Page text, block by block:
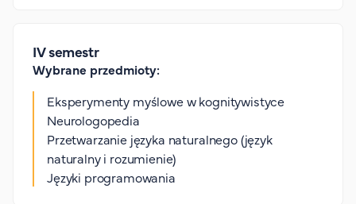
IV semestr
Wybrane przedmioty:
Eksperymenty myślowe w kognitywistyce
Neurologopedia
Przetwarzanie języka naturalnego (język
naturalny i rozumienie)
Języki programowania